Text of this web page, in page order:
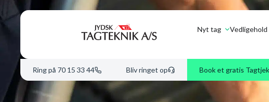
Ring på 70 15 33 44 Bliv ringet op Book et gratis Tagtjek
Nyt tag